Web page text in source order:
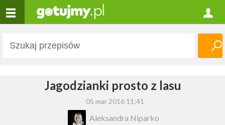
Jagodzianki prosto z lasu
05 mar 2016 11:41
Aleksandra Niparko